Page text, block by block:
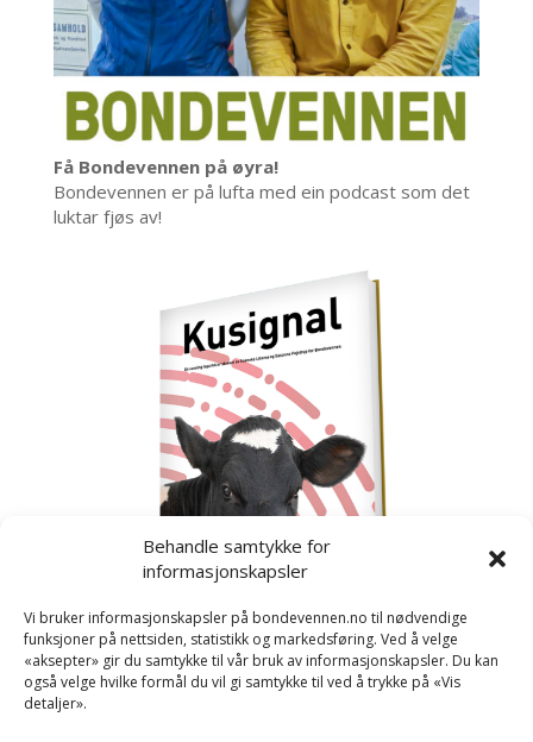
Behandle samtykke for
informasjonskapsler
Vi bruker informasjonskapsler på bondevennen.no til nødvendige
funksjoner på nettsiden, statistikk og markedsføring. Ved å velge
«aksepter» gir du samtykke til vår bruk av informasjonskapsler. Du kan
også velge hvilke formål du vil gi samtykke til ved å trykke på «Vis
detaljer».
Få Bondevennen på øyra!
Bondevennen er på lufta med ein podcast som det
luktar fjøs av!
Kusignal